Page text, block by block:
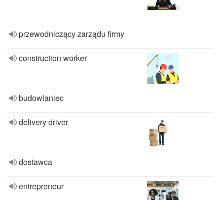
przewodniczący zarządu firmy
construction worker
budowlaniec
delivery driver
dostawca
entrepreneur